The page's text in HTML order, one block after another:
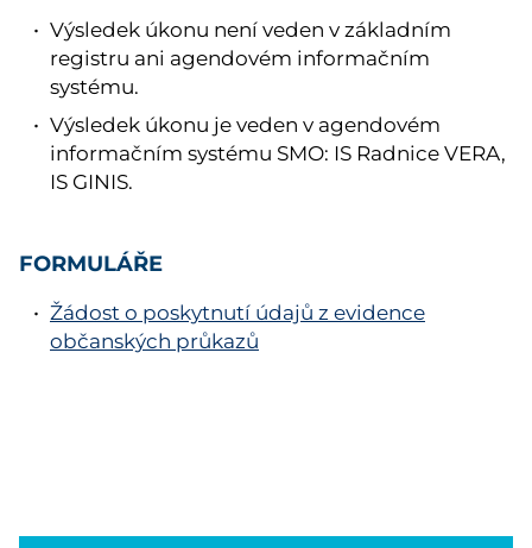
Výsledek úkonu není veden v základním
registru ani agendovém informačním
systému.
Výsledek úkonu je veden v agendovém
informačním systému SMO: IS Radnice VERA,
IS GINIS.
FORMULÁŘE
Žádost o poskytnutí údajů z evidence
občanských průkazů